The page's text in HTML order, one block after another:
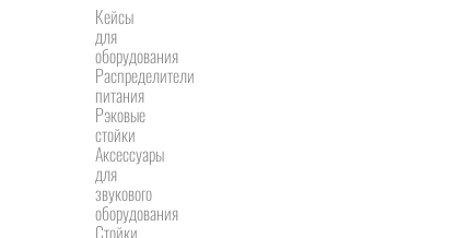
Кейсы
для
оборудования
Распределители
питания
Рэковые
стойки
Аксессуары
для
звукового
оборудования
Стойки